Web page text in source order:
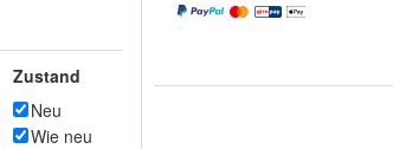
Zustand
Neu
Wie neu